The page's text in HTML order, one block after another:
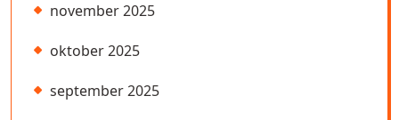
november 2025
oktober 2025
september 2025